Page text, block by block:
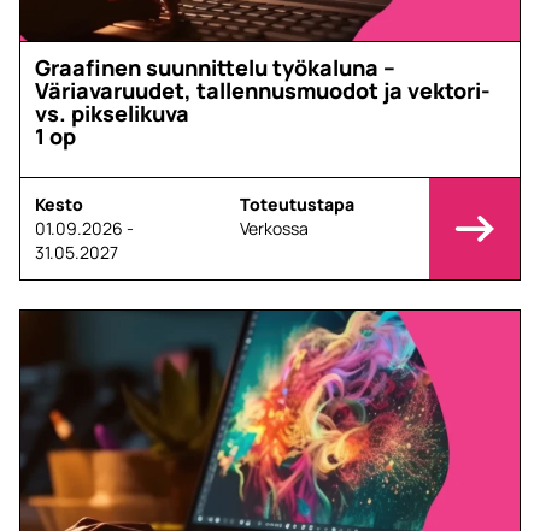
Graafinen suunnittelu työkaluna –
Väriavaruudet, tallennusmuodot ja vektori-
vs. pikselikuva
1 op
Kesto
01.09.2026 -
31.05.2027
Toteutustapa
Verkossa